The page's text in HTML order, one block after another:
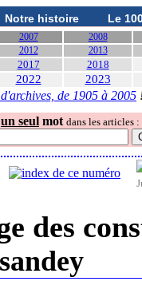
Notre histoire Le
2007
2008
2012 2013
2017 2018
2022 2023
de 1905 à 2005
un seul mot dans les articles :
des